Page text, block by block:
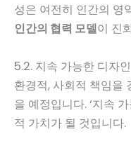
성은 여전히 인간의 영
인간의 협력 모델이 진
5.2. 지속 가능한 디자인
환경적, 사회적 책임을
을 예정입니다. ‘지속
적 가치가 될 것입니다.